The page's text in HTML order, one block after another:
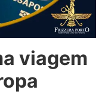
viagem